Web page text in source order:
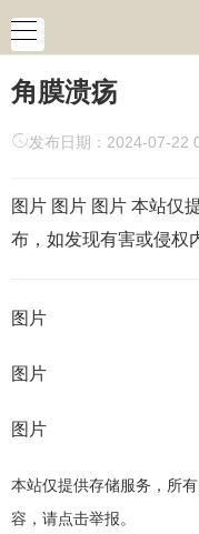
角膜溃疡
发布日期：2024-07-
图片 图片 图片 本站仅
布，如发现有害或侵权
图片
图片
图片
本站仅提供存储服务，所
容，请点击举报。